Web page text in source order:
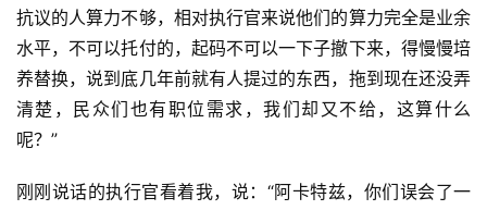
抗议的人算力不够，相对执行官来说他们的算力完全是业余
水平，不可以托付的，起码不可以一下子撤下来，得慢慢培
养替换，说到底几年前就有人提过的东西，拖到现在还没弄
清楚，民众们也有职位需求，我们却又不给，这算什么
呢？”
刚刚说话的执行官看着我，说：“阿卡特兹，你们误会了一